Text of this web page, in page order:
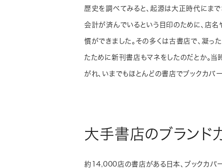
歴史を調べてみると、起源は大正時代にまで
会計が済んでいるという目印のために、店
慣ができました。その多くは古書店で、凝っ
たために新刊書店もマネをしたのだとか。
がれ、いまでもほとんどの書店でブックカバ
大手書店のブランド
約14,000店の書店がある日本、ブックカバ